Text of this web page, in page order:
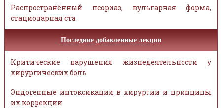
Распространённый псориаз, вульгарная форма,
стационарная ста
Последние добавленные лекции
Критические нарушения жизнедеятельности у
хирургических боль
Эндогенные интоксикации в хирургии и принципы
их коррекции